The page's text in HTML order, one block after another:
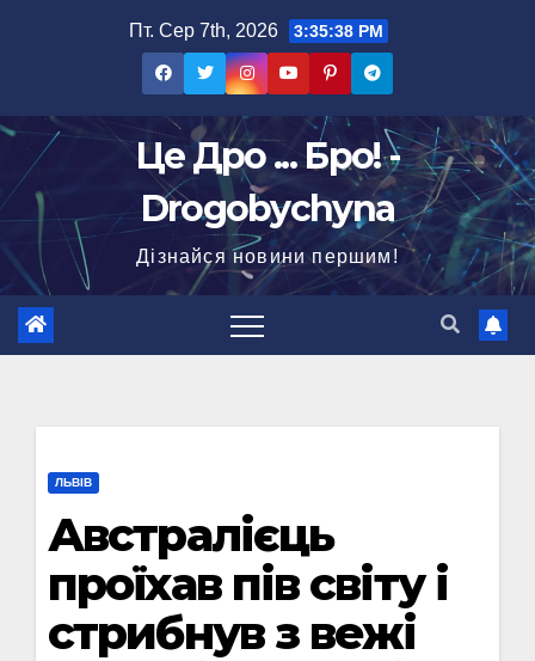
Пт. Сер 7th, 2026 3:35:39 PM
Це Дро ... Бро! -
Drogobychyna
Дізнайся новини першим!
ЛЬВІВ
Австралієць
проїхав пів світу і
стрибнув з вежі